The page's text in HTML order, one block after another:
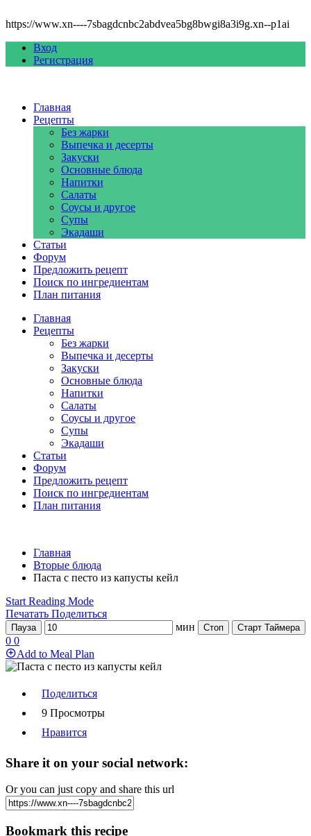
https://www.xn----7sbagdcnbc2abdvea5bg8bwgi8a3i9g.xn--p1ai
Вход
Регистрация
Главная
Рецепты
Без жарки
Выпечка и десерты
Закуски
Основные блюда
Напитки
Салаты
Соусы и другое
Супы
Экадаши
Статьи
Форум
Предложить рецепт
Поиск по ингредиентам
План питания
Главная
Рецепты
Без жарки
Выпечка и десерты
Закуски
Основные блюда
Напитки
Салаты
Соусы и другое
Супы
Экадаши
Статьи
Форум
Предложить рецепт
Поиск по ингредиентам
План питания
Главная
Вторые блюда
Паста с песто из капусты кейл
Start Reading Mode
Печатать Поделиться
Пауза мин Стоп Старт Таймера
0 0
Add to Meal Plan
Поделиться
9 Просмотры
Нравится
Share it on your social network:
Or you can just copy and share this url
Bookmark this recipe